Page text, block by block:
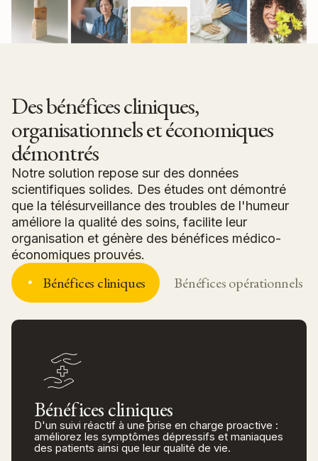
Des bénéfices cliniques,
organisationnels et économiques
démontrés
Notre solution repose sur des données
scientifiques solides. Des études ont démontré
que la télésurveillance des troubles de l'humeur
améliore la qualité des soins, facilite leur
organisation et génère des bénéfices médico-
économiques prouvés.
Bénéfices cliniques Bénéfices opérationnels
Bénéfices cliniques
D'un suivi réactif à une prise en charge proactive :
améliorez les symptômes dépressifs et maniaques
des patients ainsi que leur qualité de vie.